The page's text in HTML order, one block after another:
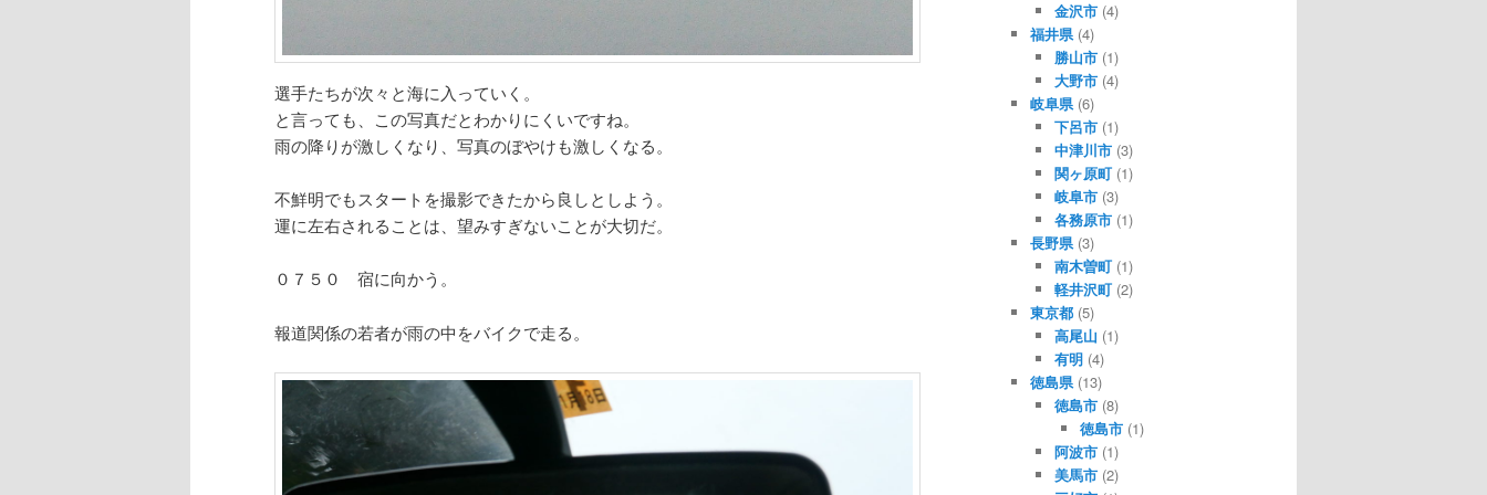
選手たちが次々と海に入っていく。
と言っても、この写真だとわかりにくいですね。
雨の降りが激しくなり、写真のぼやけも激しくなる。
不鮮明でもスタートを撮影できたから良しとしよう。
運に左右されることは、望みすぎないことが大切だ。
０７５０ 宿に向かう。
報道関係の若者が雨の中をバイクで走る。
金沢市 (4)
福井県(4)
勝山市 (1)
大野市 (4)
岐阜県(6)
下呂市 (1)
中津川市 (3)
関ヶ原町 (1)
岐阜市 (3)
各務原市 (1)
長野県(3)
南木曽町 (1)
軽井沢町 (2)
東京都(5)
高尾山 (1)
有明 (4)
徳島県(13)
徳島市 (8)
徳島市(1)
阿波市 (1)
美馬市 (2)